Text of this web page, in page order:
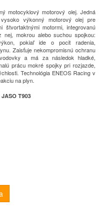
motocyklový motorový olej. Jedná
výkonný motorový olej pre
štvortaktnými motormi, integrovanú
nej, mokrou alebo suchou spojkou:
pokiaľ ide o pocit radenia,
Zaisťuje nekompromisnú ochranu
a má za následok hladké,
prácu mokré spojky pri rozjazde,
Technológia ENEOS Racing v
na plyn.
T903